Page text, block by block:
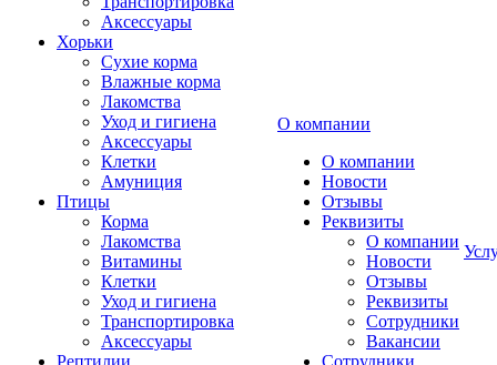
Аксессуары
Хорьки
Сухие корма
Влажные корма
Лакомства
Уход и гигиена
Аксессуары
Клетки
Амуниция
Птицы
Корма
Лакомства
Витамины
Клетки
Уход и гигиена
Транспортировка
Аксессуары
Рептилии
О компании
О компании
Новости
Отзывы
Реквизиты
О компании
Новости
Отзывы
Реквизиты
Сотрудники
Вакансии
Сотрудники